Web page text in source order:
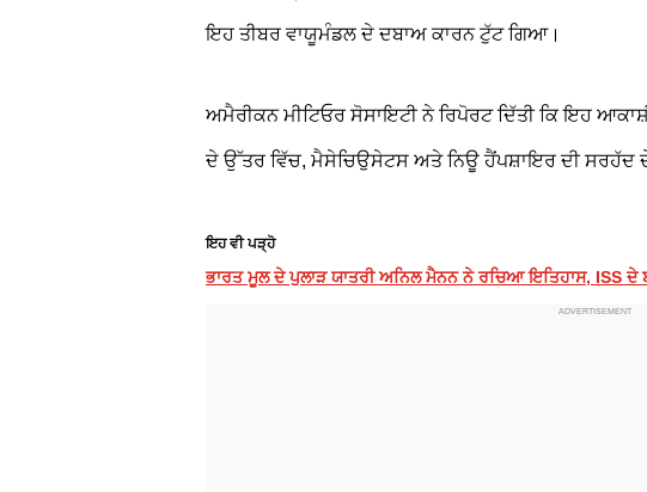
ਇਹ ਤੀਬਰ ਵਾਯੂਮੰਡਲ ਦੇ ਦਬਾਅ ਕਾਰਨ ਟੁੱਟ ਗਿਆ।
ਅਮੈਰੀਕਨ ਮੀਟਿਓਰ ਸੋਸਾਇਟੀ ਨੇ ਰਿਪੋਰਟ ਦਿੱਤੀ ਕਿ ਇਹ
ਦੇ ਉੱਤਰ ਵਿੱਚ, ਮੈਸੇਚਿਉਸੇਟਸ ਅਤੇ ਨਿਊ ਹੈਂਪਸ਼ਾਇਰ ਦੀ ਸਰਹੱਦ
ਇਹ ਵੀ ਪੜ੍ਹੋ
ਭਾਰਤ ਮੂਲ ਦੇ ਪੁਲਾੜ ਯਾਤਰੀ ਅਨਿਲ ਮੈਨਨ ਨੇ ਰਚਿਆ ਇਤਿਹਾਸ, ISS ਦੇ